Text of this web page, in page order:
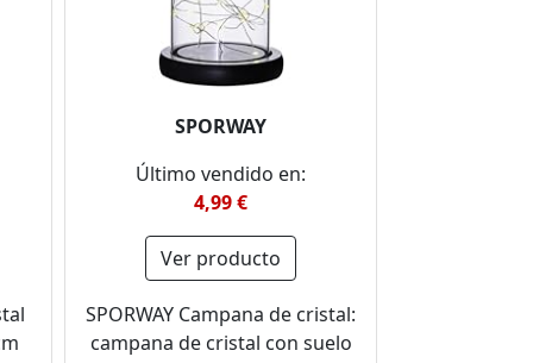
SPORWAY
Último vendido en:
4,99 €
Ver producto
SPORWAY Campana de cristal:
campana de cristal con suelo